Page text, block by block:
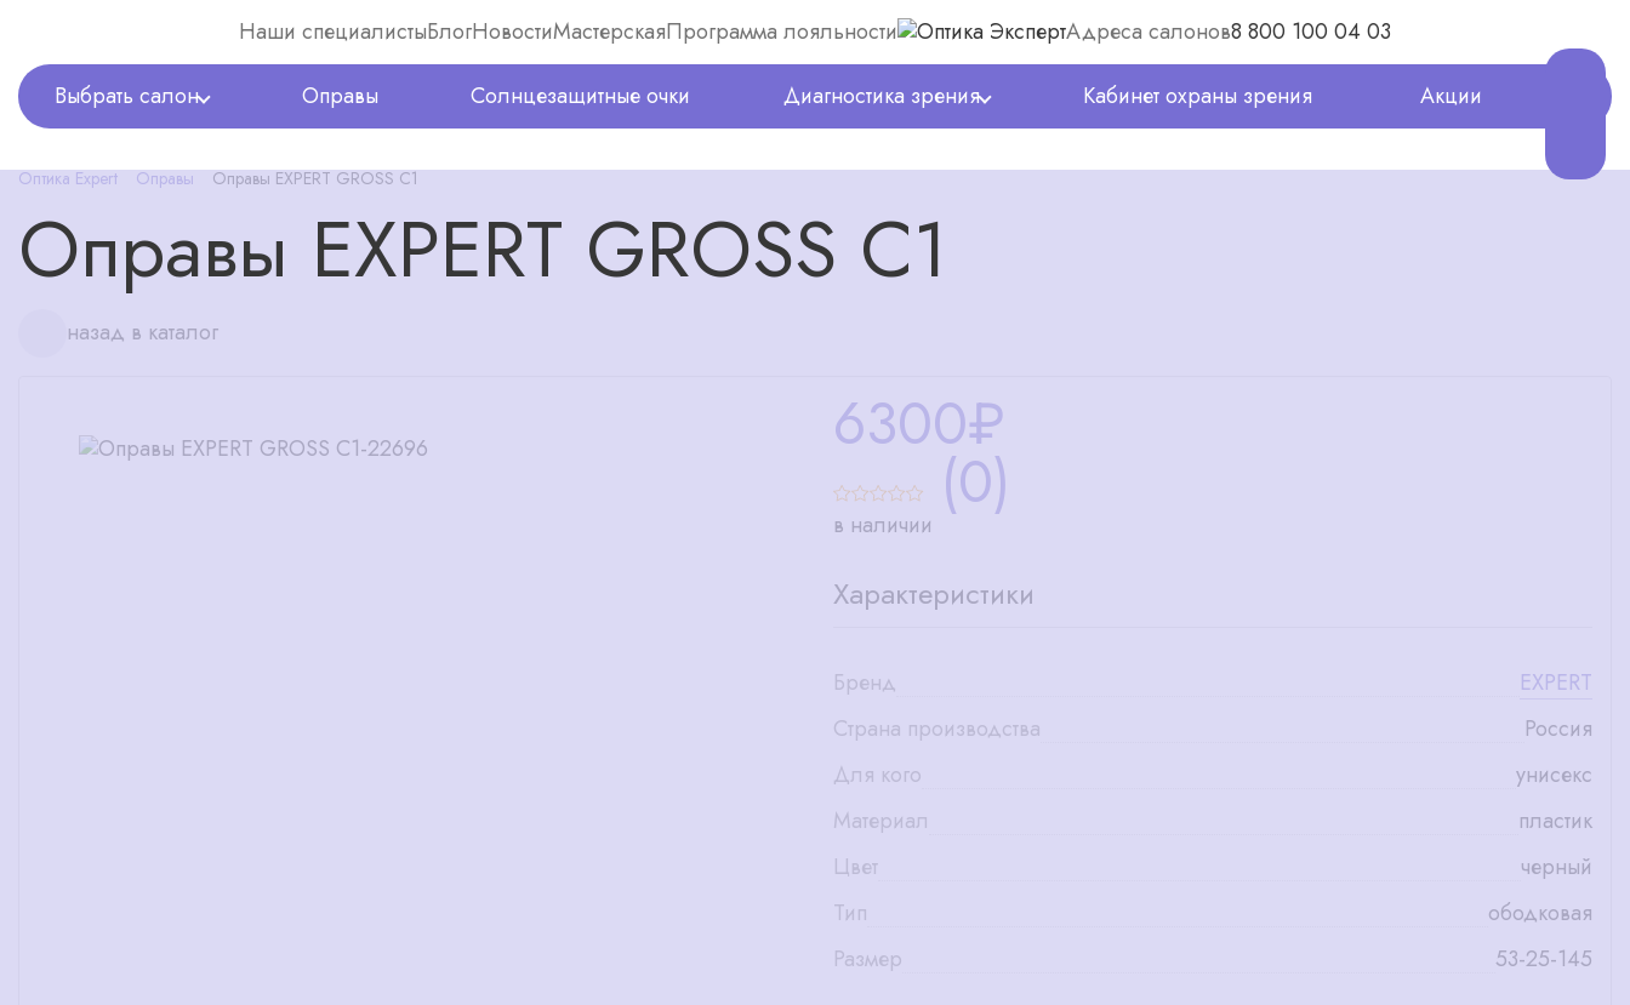
Наши специалистыБлогНовостиМастерскаяПрограмма лояльности Адреса салонов8 800 100 04 03
Выбрать салон Оправы Солнцезащитные очки Диагностика зрения Кабинет охраны зрения Акции
Оптика Expert Оправы Оправы EXPERT GROSS C1
Оправы EXPERT GROSS C1
назад в каталог
6300₽
(0)
в наличии
Характеристики
Бренд
EXPERT
Страна производства
Россия
Для кого
унисекс
Материал
пластик
Цвет
черный
Тип
ободковая
Размер
53-25-145